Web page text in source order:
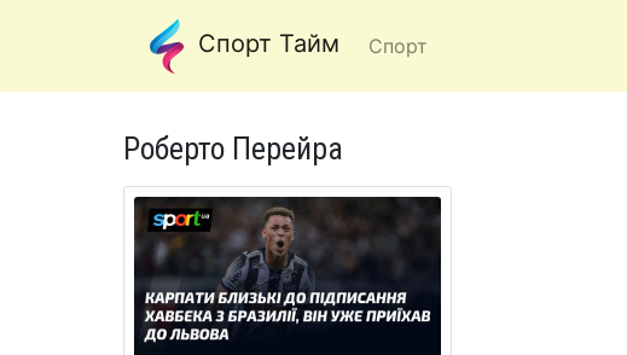
Спорт Тайм Спорт
Роберто Перейра